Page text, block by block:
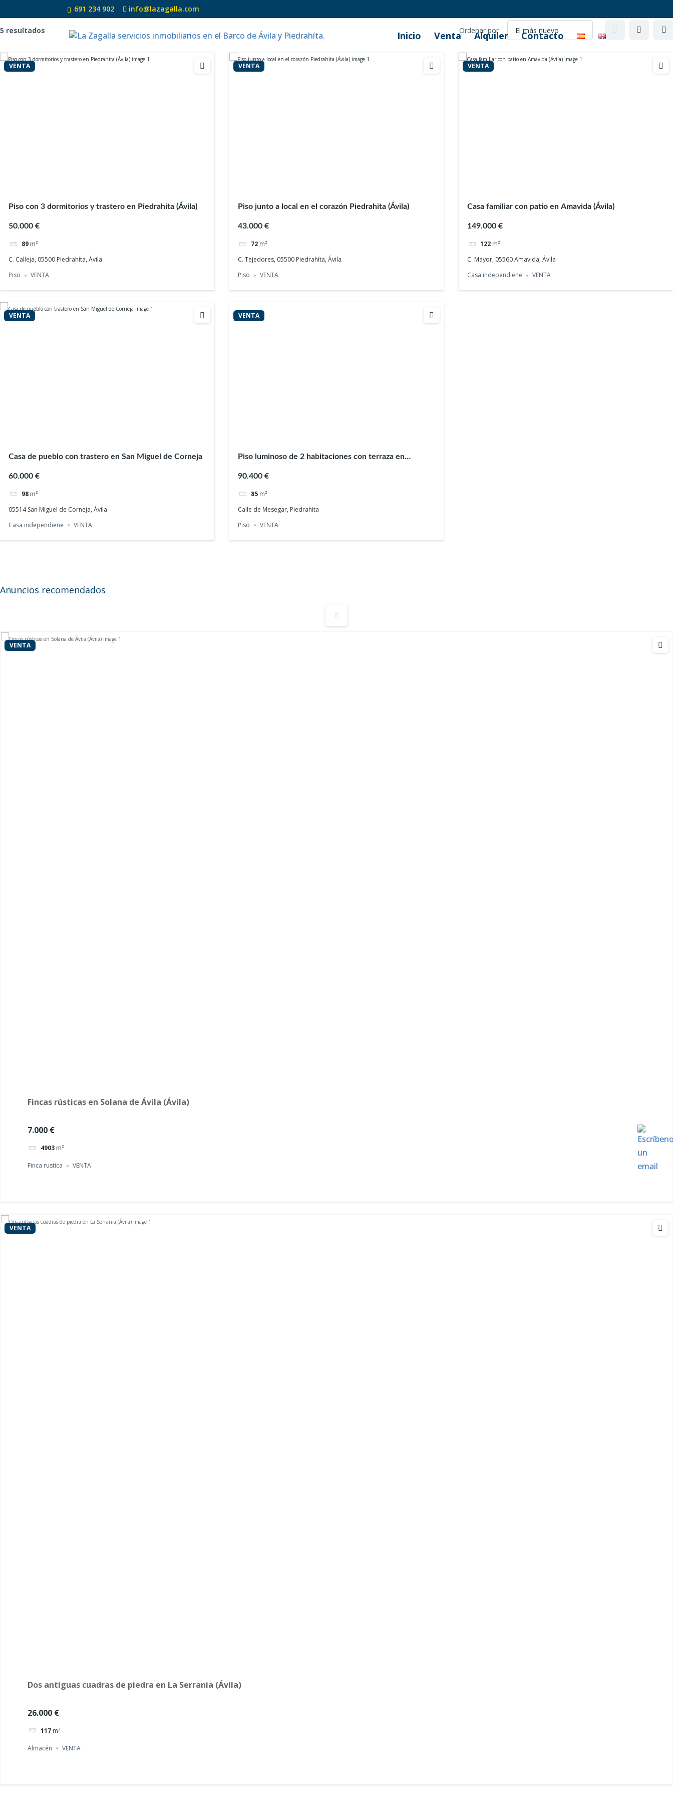
691 234 902 info@lazagalla.com
Inicio Venta Alquiler Contacto
Habitable
5 resultados Ordenar por
VENTA
Piso con 3 dormitorios y trastero en Piedrahita (Ávila)
50.000 €
89 m²
C. Calleja, 05500 Piedrahíta, Ávila
Piso
VENTA
VENTA
Piso junto a local en el corazón Piedrahita (Ávila)
43.000 €
72 m²
C. Tejedores, 05500 Piedrahíta, Ávila
Piso
VENTA
VENTA
Casa familiar con patio en Amavida (Ávila)
149.000 €
122 m²
C. Mayor, 05560 Amavida, Ávila
Casa independiene
VENTA
VENTA
Casa de pueblo con trastero en San Miguel de Corneja
60.000 €
98 m²
05514 San Miguel de Corneja, Ávila
Casa independiene
VENTA
VENTA
Piso luminoso de 2 habitaciones con terraza en
90.400 €
85 m²
Calle de Mesegar, Piedrahíta
Piso
VENTA
Anuncios recomendados
VENTA
Finca rústica en San Bartolomé de Corneja (Ávila)
VENTA
Fincas rústicas en Solana de Ávila (Ávila)
7.000 €
4903 m²
Finca rustica VENTA
VENTA
Dos antiguas cuadras de piedra en La Serrania (Ávila)
26.000 €
117 m²
Almacén VENTA